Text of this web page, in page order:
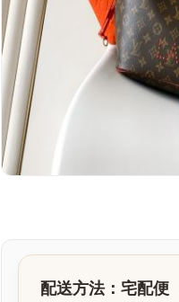
配送方法：宅配便